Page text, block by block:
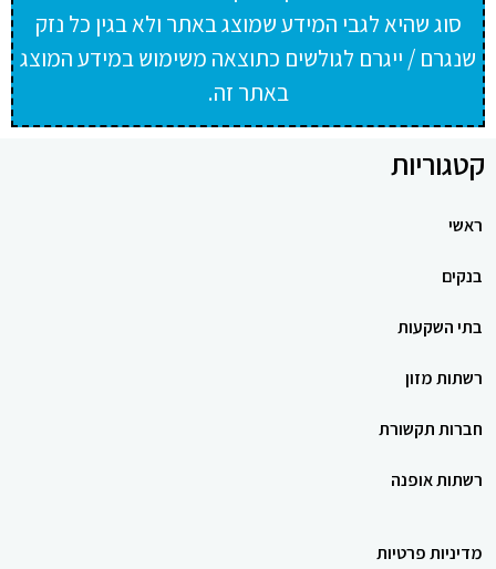
סוג שהיא לגבי המידע שמוצג באתר ולא בגין כל נזק
שנגרם / ייגרם לגולשים כתוצאה משימוש במידע המוצג
באתר זה.
קטגוריות
ראשי
בנקים
בתי השקעות
רשתות מזון
חברות תקשורת
רשתות אופנה
מדיניות פרטיות